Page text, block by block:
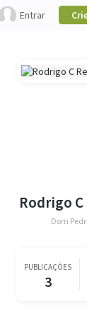
Entrar
Rodrigo
Dom
PUBLICAÇÕES
3